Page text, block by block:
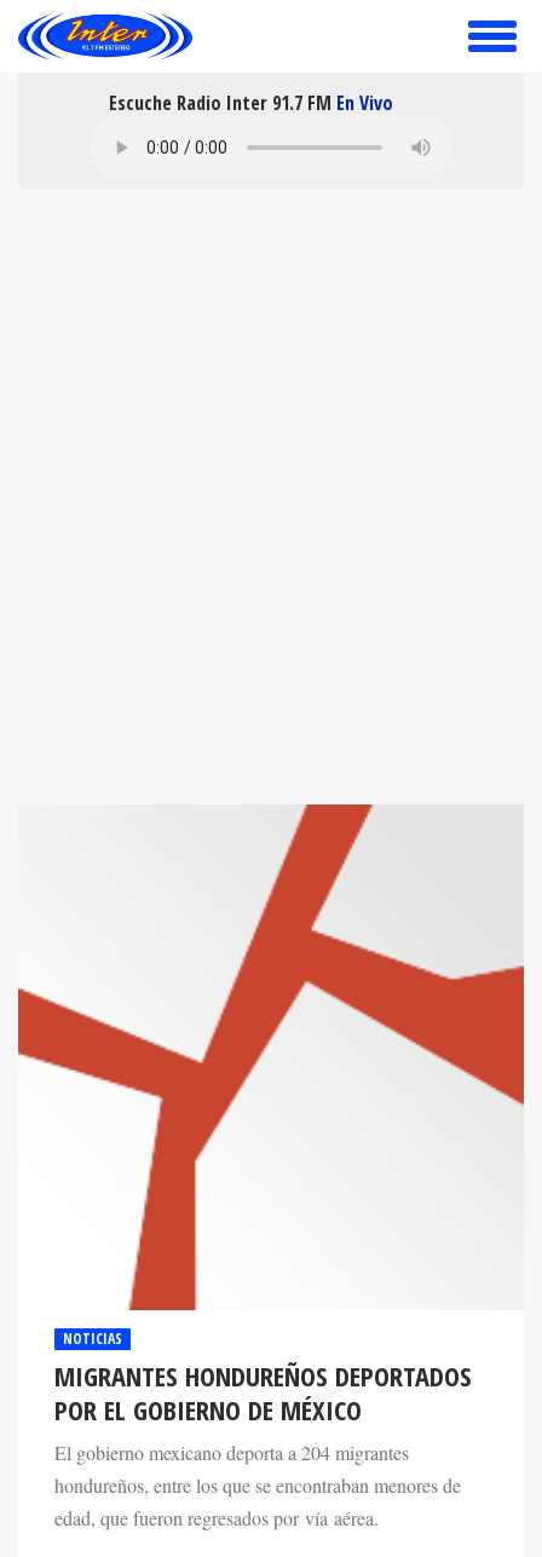
toggle
Escuche Radio Inter 91.7 FM En Vivo
NOTICIAS
MIGRANTES HONDUREÑOS DEPORTADOS
POR EL GOBIERNO DE MÉXICO
El gobierno mexicano deporta a 204 migrantes
hondureños, entre los que se encontraban menores de
edad, que fueron regresados por vía aérea.